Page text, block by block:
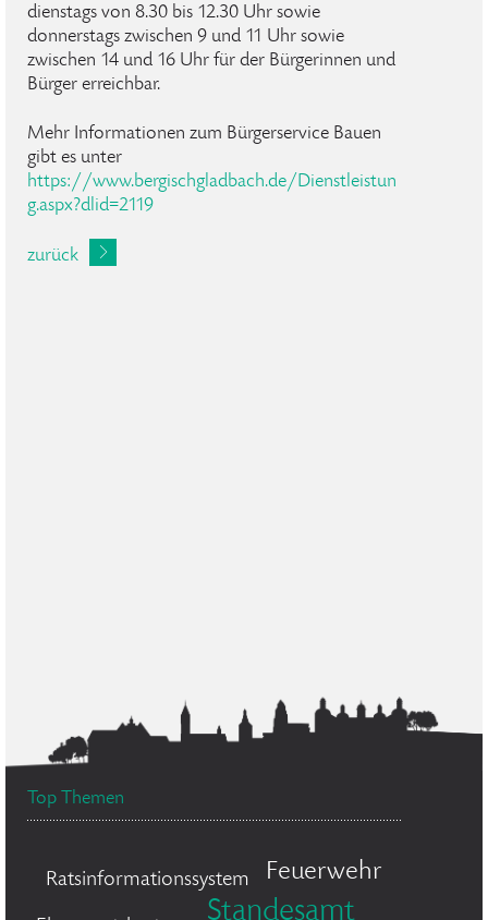
dienstags von 8.30 bis 12.30 Uhr sowie
donnerstags zwischen 9 und 11 Uhr sowie
zwischen 14 und 16 Uhr für der Bürgerinnen und
Bürger erreichbar.
Mehr Informationen zum Bürgerservice Bauen
gibt es unter
https://www.bergischgladbach.de/Dienstleistun
g.aspx?dlid=2119
zurück
Top Themen
Ratsinformationssystem Feuerwehr
Standesamt